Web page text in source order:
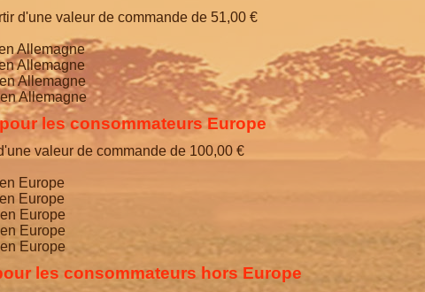
d'une valeur de commande de 51,00 €
Allemagne
Allemagne
Allemagne
Allemagne
les consommateurs Europe
valeur de commande de 100,00 €
Europe
Europe
Europe
Europe
Europe
les consommateurs hors Europe